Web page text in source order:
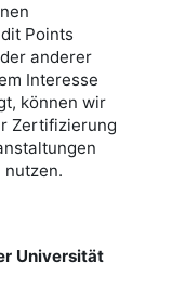
Points
anderer
Interesse
können wir
Zertifizierung
nutzen.
Universität